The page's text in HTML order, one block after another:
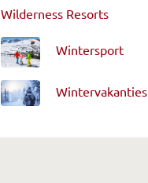
Wilderness Resorts
Wintersport
Wintervakanties